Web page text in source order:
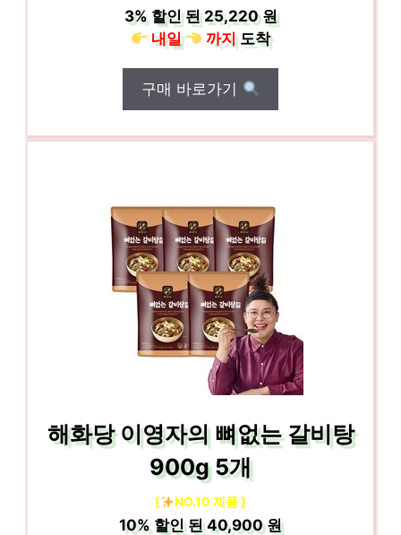
3%할인 된25,220 원
내일
까지도착
구매 바로가기
해화당 이영자의 뼈없는 갈비탕
900g 5개
[ NO.10 제품 ]
10%할인 된40,900 원